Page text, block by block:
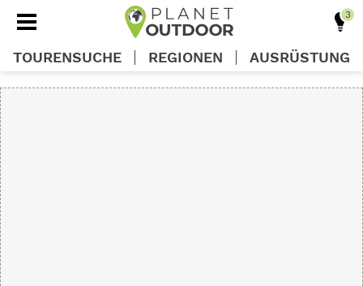
TOURENSUCHE REGIONEN AUSRÜSTUNG